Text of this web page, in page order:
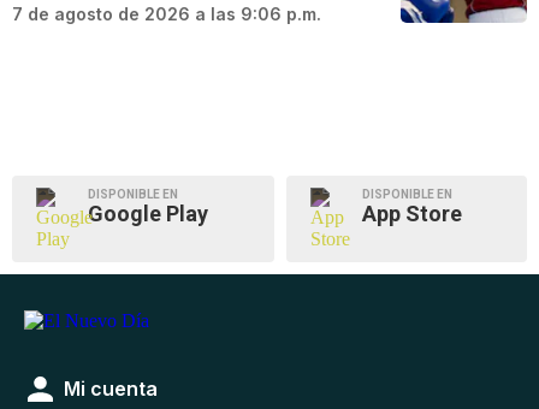
7 de agosto de 2026 a las 9:06 p.m.
DISPONIBLE EN
Google Play
DISPONIBLE EN
App Store
Mi cuenta